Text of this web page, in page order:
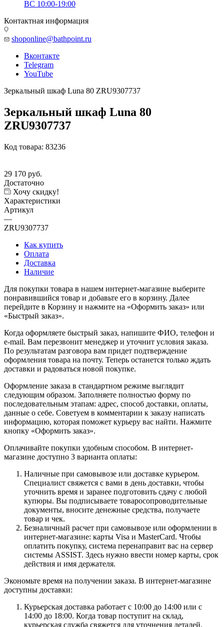
ВС 10:00-19:00
Контактная информация
shoponline@bathpoint.ru
Вконтакте
Telegram
YouTube
Зеркальный шкаф Luna 80 ZRU9307737
Зеркальный шкаф Luna 80
ZRU9307737
Код товара: 83236
29 170 руб.
Достаточно
Хочу скидку!
Характеристики
Артикул
—
ZRU9307737
Как купить
Оплата
Доставка
Наличие
Для покупки товара в нашем интернет-магазине выберите
понравившийся товар и добавьте его в корзину. Далее
перейдите в Корзину и нажмите на «Оформить заказ» или
«Быстрый заказ».
Когда оформляете быстрый заказ, напишите ФИО, телефон и
e-mail. Вам перезвонит менеджер и уточнит условия заказа.
По результатам разговора вам придет подтверждение
оформления товара на почту. Теперь останется только ждать
доставки и радоваться новой покупке.
Оформление заказа в стандартном режиме выглядит
следующим образом. Заполняете полностью форму по
последовательным этапам: адрес, способ доставки, оплаты,
данные о себе. Советуем в комментарии к заказу написать
информацию, которая поможет курьеру вас найти. Нажмите
кнопку «Оформить заказ».
Оплачивайте покупки удобным способом. В интернет-
магазине доступно 3 варианта оплаты:
Наличные при самовывозе или доставке курьером.
Специалист свяжется с вами в день доставки, чтобы
уточнить время и заранее подготовить сдачу с любой
купюры. Вы подписываете товаросопроводительные
документы, вносите денежные средства, получаете
товар и чек.
Безналичный расчет при самовывозе или оформлении в
интернет-магазине: карты Visa и MasterCard. Чтобы
оплатить покупку, система перенаправит вас на сервер
системы ASSIST. Здесь нужно ввести номер карты, срок
действия и имя держателя.
Экономьте время на получении заказа. В интернет-магазине
доступны доставки:
Курьерская доставка работает с 10:00 до 14:00 или с
14:00 до 18:00. Когда товар поступит на склад,
курьерская служба свяжется для уточнения деталей.